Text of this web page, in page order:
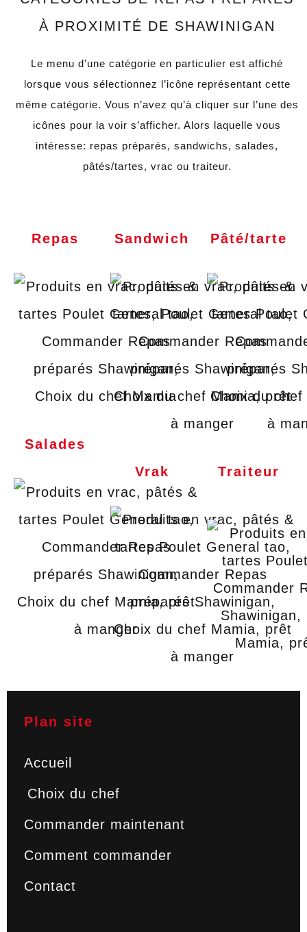
À PROXIMITÉ DE SHAWINIGAN
Le menu d’une catégorie en particulier est affiché
lorsque vous sélectionnez l’icône représentant cette
même catégorie. Vous n’avez qu’à cliquer sur l’une des
icônes pour la voir s’afficher. Alors laquelle vous
intéresse: repas préparés, sandwichs, salades,
pâtés/tartes, vrac ou traiteur.
Repas
Salades
Sandwich
Vrak
Pâté/tarte
Traiteur
Plan site
Accueil
Choix du chef
Commander maintenant
Comment commander
Contact